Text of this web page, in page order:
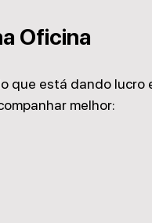
Oficina
que está dando lucro
melhor: